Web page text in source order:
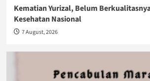
Kematian Yurizal, Belum
Kesehatan Nasional
7 August, 2026